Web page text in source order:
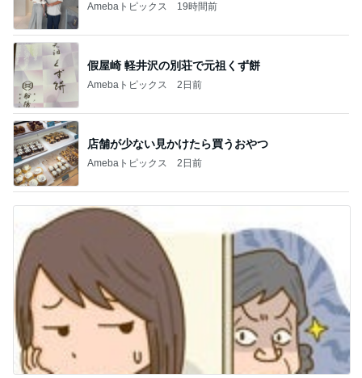
Amebaトピックス 19時間前
假屋崎 軽井沢の別荘で元祖くず餅
Amebaトピックス 2日前
店舗が少ない見かけたら買うおやつ
Amebaトピックス 2日前